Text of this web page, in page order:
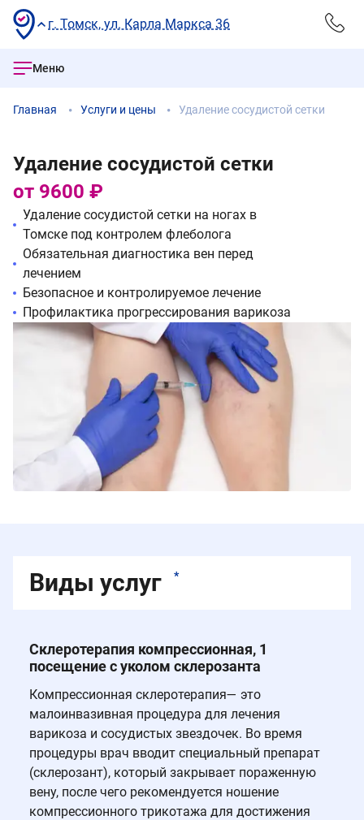
г. Томск, ул. Карла Маркса 36
Меню
Главная Услуги и цены Удаление сосудистой сетки
Удаление сосудистой сетки
от 9600 ₽
Удаление сосудистой сетки на ногах в
Томске под контролем флеболога
Обязательная диагностика вен перед
лечением
Безопасное и контролируемое лечение
Профилактика прогрессирования варикоза
Виды услуг *
Склеротерапия компрессионная, 1
посещение с уколом склерозанта
Компрессионная склеротерапия— это
малоинвазивная процедура для лечения
варикоза и сосудистых звездочек. Во время
процедуры врач вводит специальный препарат
(склерозант), который закрывает пораженную
вену, после чего рекомендуется ношение
компрессионного трикотажа для достижения